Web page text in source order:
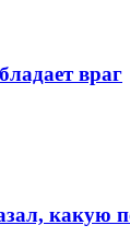
враг
какую